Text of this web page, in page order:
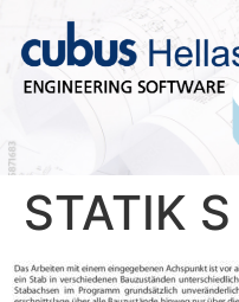
STATIK S